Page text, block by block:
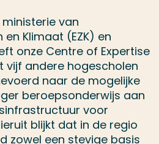
van
Klimaat (EZK) en
onze Centre of Expertise
vijf andere hogescholen
naar de mogelijke
beroepsonderwijs aan
voor
blijkt dat in de regio
zowel een stevige basis